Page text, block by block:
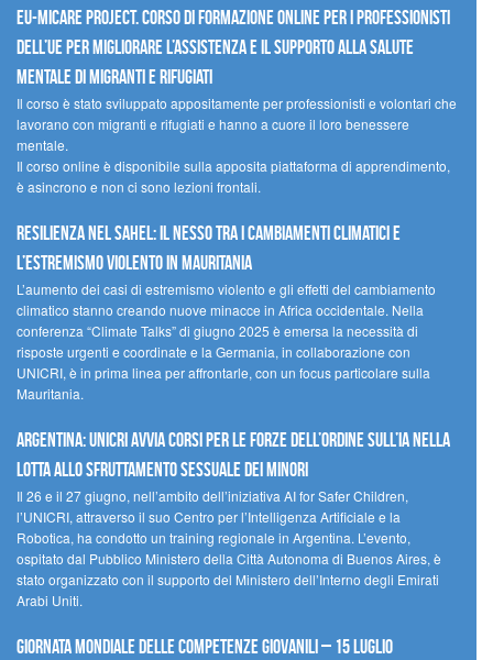
EU-MiCare Project. Corso di formazione online per i professionisti
dell’UE per migliorare l’assistenza e il supporto alla salute
mentale di migranti e rifugiati
Il corso è stato sviluppato appositamente per professionisti e volontari che
lavorano con migranti e rifugiati e hanno a cuore il loro benessere
mentale.
Il corso online è disponibile sulla apposita piattaforma di apprendimento,
è asincrono e non ci sono lezioni frontali.
Resilienza nel Sahel: il nesso tra i cambiamenti climatici e
l’estremismo violento in Mauritania
L’aumento dei casi di estremismo violento e gli effetti del cambiamento
climatico stanno creando nuove minacce in Africa occidentale. Nella
conferenza “Climate Talks” di giugno 2025 è emersa la necessità di
risposte urgenti e coordinate e la Germania, in collaborazione con
UNICRI, è in prima linea per affrontarle, con un focus particolare sulla
Mauritania.
Argentina: UNICRI avvia corsi per le forze dell’ordine sull’IA nella
lotta allo sfruttamento sessuale dei minori
Il 26 e il 27 giugno, nell’ambito dell’iniziativa AI for Safer Children,
l’UNICRI, attraverso il suo Centro per l’Intelligenza Artificiale e la
Robotica, ha condotto un training regionale in Argentina. L’evento,
ospitato dal Pubblico Ministero della Città Autonoma di Buenos Aires, è
stato organizzato con il supporto del Ministero dell’Interno degli Emirati
Arabi Uniti.
Giornata Mondiale delle Competenze Giovanili – 15 luglio